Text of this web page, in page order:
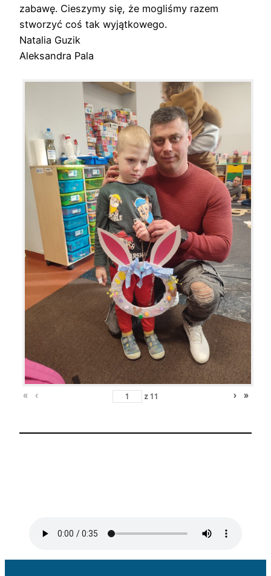
zabawę. Cieszymy się, że mogliśmy razem
stworzyć coś tak wyjątkowego.
Natalia Guzik
Aleksandra Pala
« ‹ z 11 › »